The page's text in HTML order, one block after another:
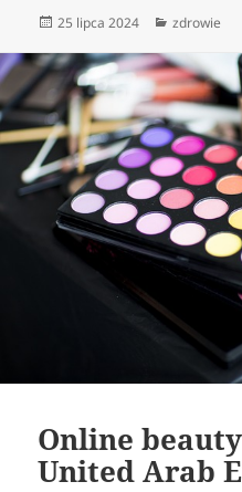
Data
25 lipca 2024 Kategorie
zdrowie
Online
United Arab